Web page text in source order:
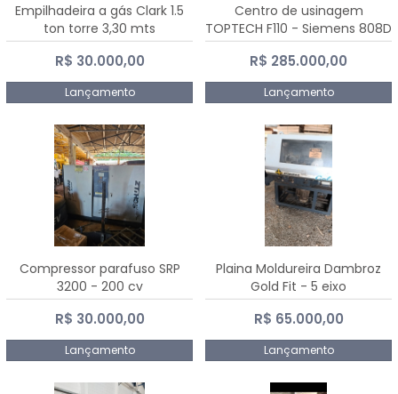
Empilhadeira a gás Clark 1.5
ton torre 3,30 mts
R$ 30.000,00
Lançamento
Centro de usinagem
TOPTECH F110 - Siemens 808D
Advanced
R$ 285.000,00
Lançamento
Compressor parafuso SRP
3200 - 200 cv
R$ 30.000,00
Lançamento
Plaina Moldureira Dambroz
Gold Fit - 5 eixo
R$ 65.000,00
Lançamento